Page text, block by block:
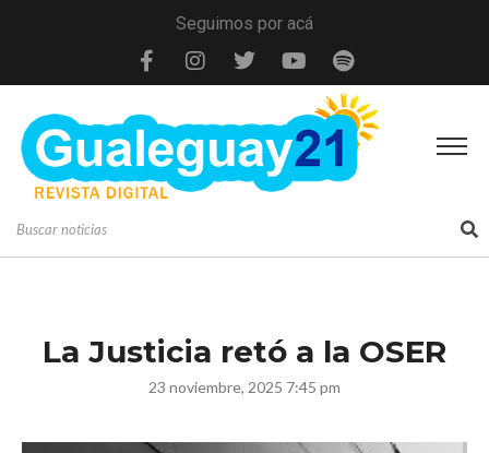
Seguimos por acá
La Justicia retó a la OSER
23 noviembre, 2025 7:45 pm